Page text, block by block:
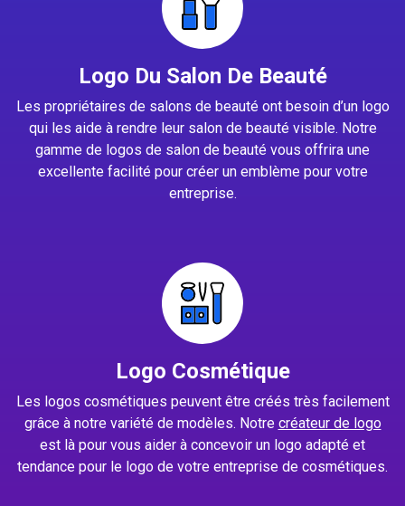
Logo Du Salon De Beauté
Les propriétaires de salons de beauté ont besoin d’un logo
qui les aide à rendre leur salon de beauté visible. Notre
gamme de logos de salon de beauté vous offrira une
excellente facilité pour créer un emblème pour votre
entreprise.
Logo Cosmétique
Les logos cosmétiques peuvent être créés très facilement
grâce à notre variété de modèles. Notre créateur de logo
est là pour vous aider à concevoir un logo adapté et
tendance pour le logo de votre entreprise de cosmétiques.